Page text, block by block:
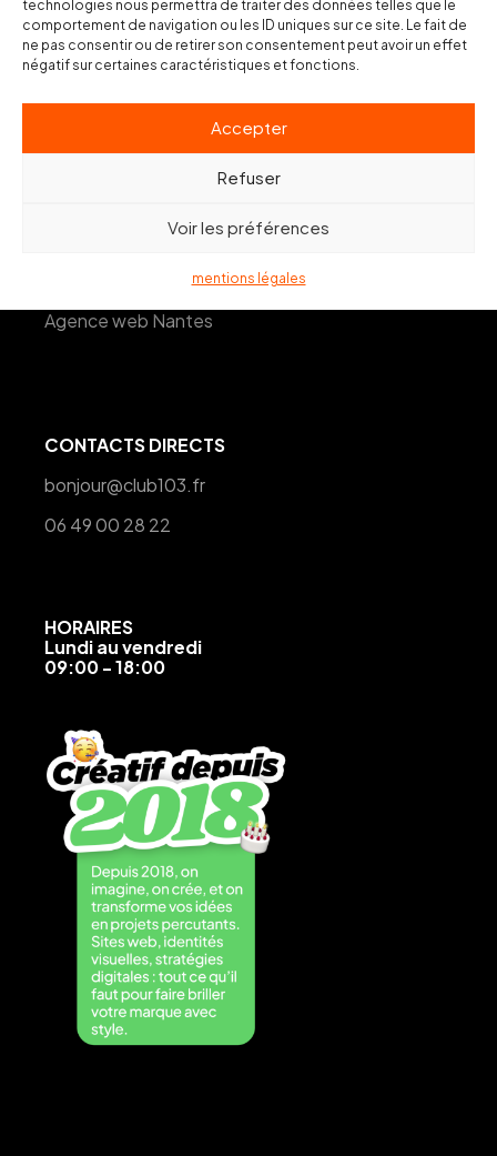
technologies nous permettra de traiter des données telles que le
comportement de navigation ou les ID uniques sur ce site. Le fait de
ne pas consentir ou de retirer son consentement peut avoir un effet
négatif sur certaines caractéristiques et fonctions.
Accepter
Refuser
Voir les préférences
mentions légales
Agence web Hyères-les-Palmiers
Agence web Marseille
Agence web Bordeaux
Agence web Lyon
Agence web Montpellier
Agence web Nantes
CONTACTS DIRECTS
bonjour@club103.fr
06 49 00 28 22
HORAIRES
Lundi au vendredi
09:00 - 18:00